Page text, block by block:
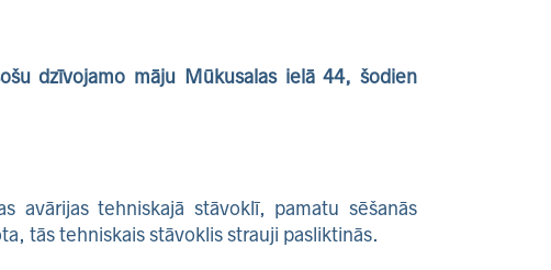
dzīvojamo māju Mūkusalas ielā 44, šodien
avārijas tehniskajā stāvoklī, pamatu sēšanās
tās tehniskais stāvoklis strauji pasliktinās.